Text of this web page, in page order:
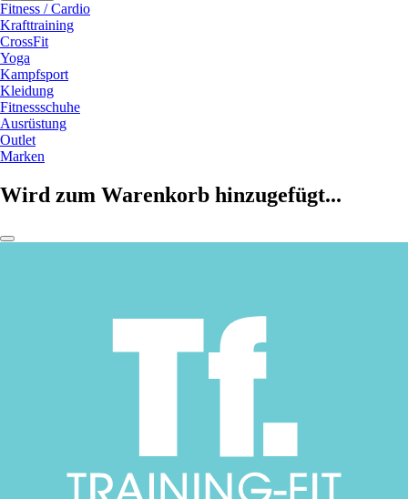
Fitness / Cardio
Krafttraining
CrossFit
Yoga
Kampfsport
Kleidung
Fitnessschuhe
Ausrüstung
Outlet
Marken
Wird zum Warenkorb hinzugefügt...